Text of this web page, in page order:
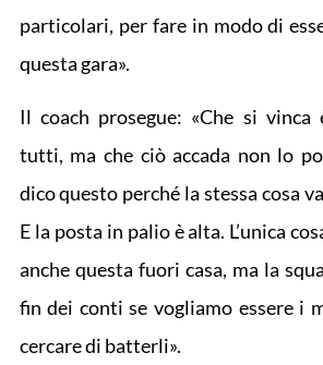
particolari, per fare in modo di
questa gara».
Il coach prosegue: «Che si vinca
tutti, ma che ciò accada non lo
dico questo perché la stessa cosa
E la posta in palio è alta. L’unica
anche questa fuori casa, ma la
fin dei conti se vogliamo essere i
cercare di batterli».